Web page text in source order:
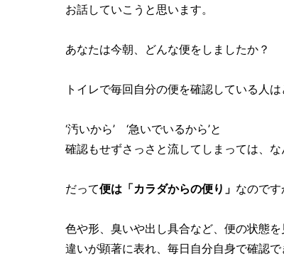
お話していこうと思います。
あなたは今朝、どんな便をしましたか？
トイレで毎回自分の便を確認している人
‘汚いから’ ‘急いでいるから’と
確認もせずさっさと流してしまっては、な
だって便は「カラダからの便り」 なのです
色や形、臭いや出し具合など、便の状態
違いが顕著に表れ、毎日自分自身で確認